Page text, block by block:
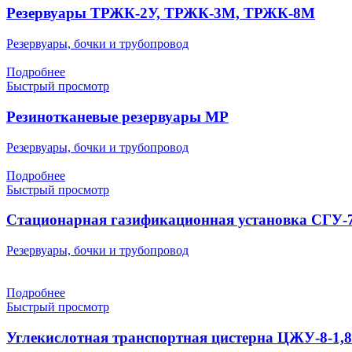
Резервуары ТРЖК-2У, ТРЖК-3М, ТРЖК-8М
Резервуары, бочки и трубопровод
Подробнее
Быстрый просмотр
Резинотканевые резервуары МР
Резервуары, бочки и трубопровод
Подробнее
Быстрый просмотр
Стационарная газификационная установка
Резервуары, бочки и трубопровод
Подробнее
Быстрый просмотр
Углекислотная транспортная цистерна ЦЖУ-8-1,8